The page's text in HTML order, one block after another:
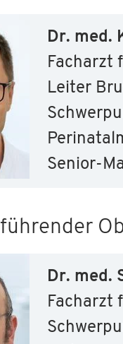
Dr. med.
Facharzt
Leiter
Senior-
Dr. med.
Facharzt